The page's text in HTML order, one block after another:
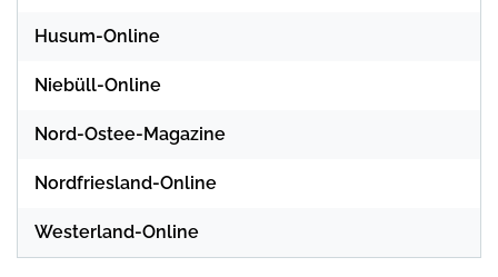
Husum-Online
Niebüll-Online
Nord-Ostee-Magazine
Nordfriesland-Online
Westerland-Online